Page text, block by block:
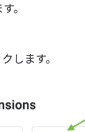
。
します。